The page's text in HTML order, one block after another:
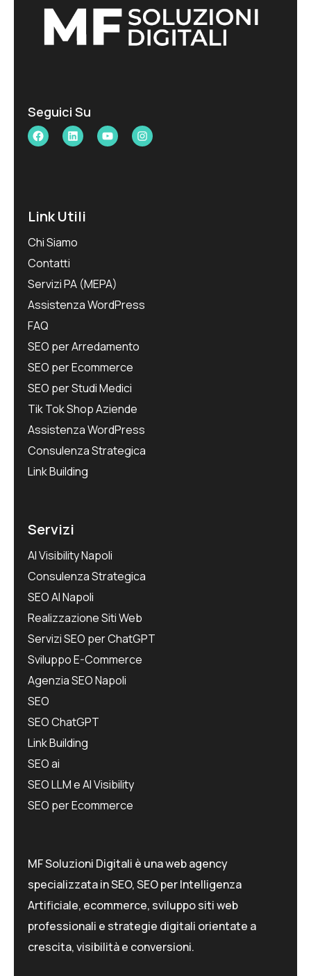
Seguici Su
Link Utili
Chi Siamo
Contatti
Servizi PA (MEPA)
Assistenza WordPress
FAQ
SEO per Arredamento
SEO per Ecommerce
SEO per Studi Medici
Tik Tok Shop Aziende
Assistenza WordPress
Consulenza Strategica
Link Building
Servizi
AI Visibility Napoli
Consulenza Strategica
SEO AI Napoli
Realizzazione Siti Web
Servizi SEO per ChatGPT
Sviluppo E-Commerce
Agenzia SEO Napoli
SEO
SEO ChatGPT
Link Building
SEO ai
SEO LLM e AI Visibility
SEO per Ecommerce
MF Soluzioni Digitali è una web agency
specializzata in SEO, SEO per Intelligenza
Artificiale, ecommerce, sviluppo siti web
professionali e strategie digitali orientate a
crescita, visibilità e conversioni.